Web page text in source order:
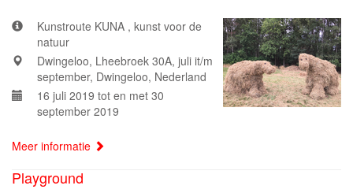
Kunstroute KUNA , kunst voor de
natuur
Dwingeloo, Lheebroek 30A, juli it/m
september, Dwingeloo, Nederland
16 juli 2019 tot en met 30
september 2019
Meer informatie
Playground